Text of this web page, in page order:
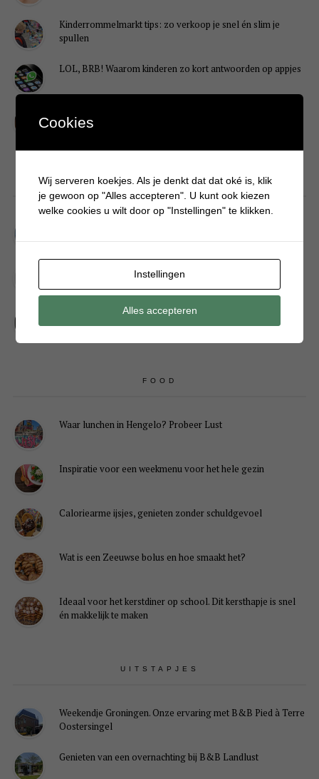
Kinderrommelmarkt tips: zo verkoop je snel én slim je
spullen
LOL, BRB! Waarom kinderen zo kort antwoorden op appjes
DIY
Kerstengel maken van een houten wasknijper
Sneeuwpopkrans maken om bij de voordeur te hangen
FOOD
Waar lunchen in Hengelo? Probeer Lust
Inspiratie voor een weekmenu voor het hele gezin
Caloriearme ijsjes, genieten zonder schuldgevoel
Wat is een Zeeuwse bolus en hoe smaakt het?
Ideaal voor het kerstdiner op school. Dit kersthapje is snel
én makkelijk te maken
UITSTAPJES
Weekendje Groningen. Onze ervaring met B&B Pied à Terre
Oostersingel
Genieten van een overnachting bij B&B Landlust
Cookies
Wij serveren koekjes. Als je denkt dat dat oké is, klik
je gewoon op "Alles accepteren". U kunt ook kiezen
welke cookies u wilt door op "Instellingen" te klikken.
Instellingen
Alles accepteren